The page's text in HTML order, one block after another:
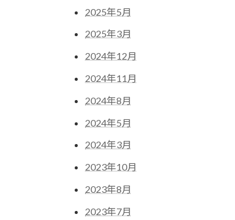
2025年5月
2025年3月
2024年12月
2024年11月
2024年8月
2024年5月
2024年3月
2023年10月
2023年8月
2023年7月